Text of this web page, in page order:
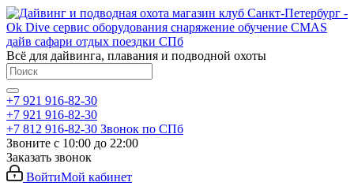
Всё для дайвинга, плавания и подводной охоты
+7 921 916-82-30
+7 921 916-82-30
+7 812 916-82-30 Звонок по СПб
Звоните с 10:00 до 22:00
Заказать звонок
ВойтиМой кабинет